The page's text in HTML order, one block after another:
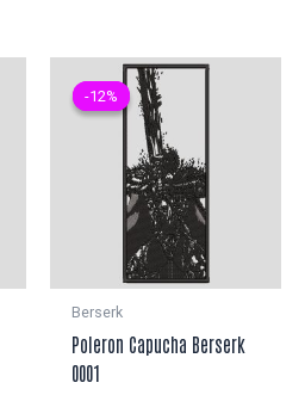
-12%
-12%
Berserk
Poleron Capucha Berserk
0001